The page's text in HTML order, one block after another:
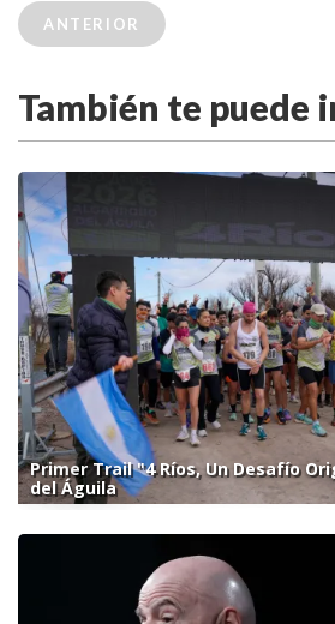
ANTERIOR
También te puede
Primer Trail "4 Ríos, Un Desafío
del Águila